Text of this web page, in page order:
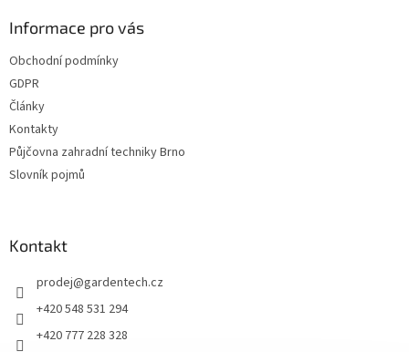
Informace pro vás
Obchodní podmínky
GDPR
Články
Kontakty
Půjčovna zahradní techniky Brno
Slovník pojmů
Kontakt
prodej@gardentech.cz
+420 548 531 294
+420 777 228 328